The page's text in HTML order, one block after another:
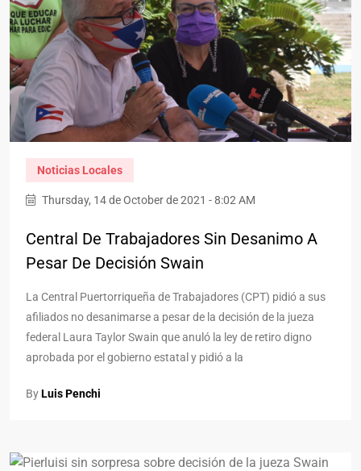
Noticias Locales
Thursday, 14 de October de 2021 - 8:02 AM
Central De Trabajadores Sin Desanimo A
Pesar De Decisión Swain
La Central Puertorriqueña de Trabajadores (CPT) pidió a sus
afiliados no desanimarse a pesar de la decisión de la jueza
federal Laura Taylor Swain que anuló la ley de retiro digno
aprobada por el gobierno estatal y pidió a la
ByLuis Penchi